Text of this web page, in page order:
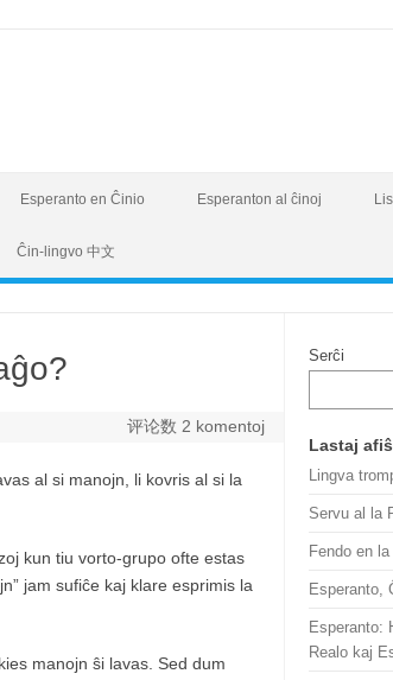
Esperanto en Ĉinio Esperanton al ĉinoj
Ĉin-lingvo 中文
评论数 2 komentoj
al si manojn, li kovris al si la
kun tiu vorto-grupo ofte estas
jam sufiĉe kaj klare esprimis la
manojn ŝi lavas. Sed dum
Serĉi
Lastaj
Lingva
Servu al la
Fendo en
Esperanto,
Esperanto:
Realo kaj